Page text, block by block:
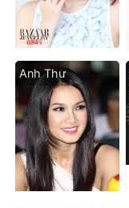
Anh Thư